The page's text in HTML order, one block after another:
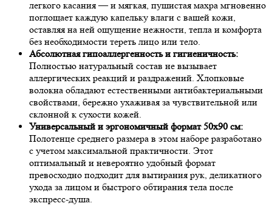
легкого касания — и мягкая, пушистая махра мгновенно
поглощает каждую капельку влаги с вашей кожи,
оставляя на ней ощущение нежности, тепла и комфорта
без необходимости тереть лицо или тело.
Абсолютная гипоаллергенность и гигиеничность:
Полностью натуральный состав не вызывает
аллергических реакций и раздражений. Хлопковые
волокна обладают естественными антибактериальными
свойствами, бережно ухаживая за чувствительной или
склонной к сухости кожей.
Универсальный и эргономичный формат 50х90 см:
Полотенце среднего размера в этом наборе разработано
с учетом максимальной практичности. Этот
оптимальный и невероятно удобный формат
превосходно подходит для вытирания рук, деликатного
ухода за лицом и быстрого обтирания тела после
экспресс-душа.